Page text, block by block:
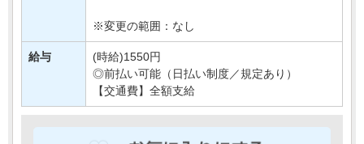
※変更の範囲：なし
給与
(時給)1550円
◎前払い可能（日払い制度／規定あり）
【交通費】全額支給